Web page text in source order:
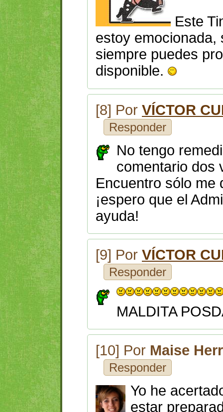
Este
estoy emocionada,
siempre puedes
disponible.
[8] Por VÍCTOR
Responder
No tengo
comentario dos
Encuentro sólo me
¡espero que el
ayuda!
[9] Por VÍCTOR
Responder
MALDITA
[10] Por Maise
Responder
Yo he
estar